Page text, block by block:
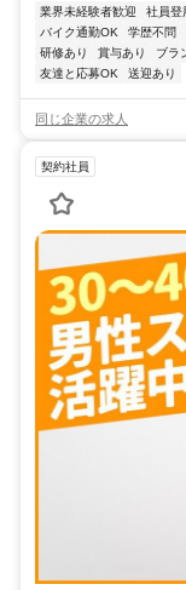
業界未経験者歓迎 社員登
バイク通勤OK
学歴不問
研修あり
賞与あり ブラ
友達と応募OK
送迎あり
同じ企業の求人
契約社員